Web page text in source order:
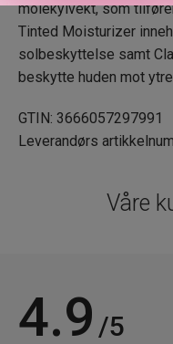
molekylvekt, som
Tinted Moisturizer
solbeskyttelse samt
beskytte huden mot
GTIN: 3666057297991
Leverandørs
Våre
4.9 /5